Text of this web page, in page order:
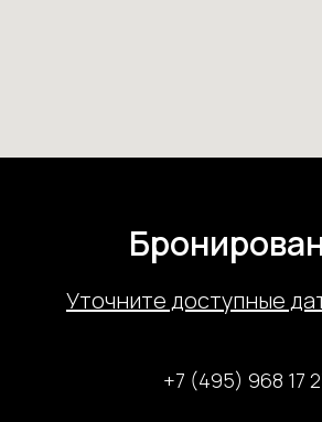
Уточните доступные
+7 (495) 968 17